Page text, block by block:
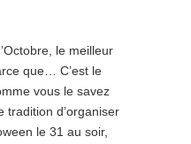
le meilleur
que… C’est le
vous le savez
tradition d’organiser
le 31 au soir,